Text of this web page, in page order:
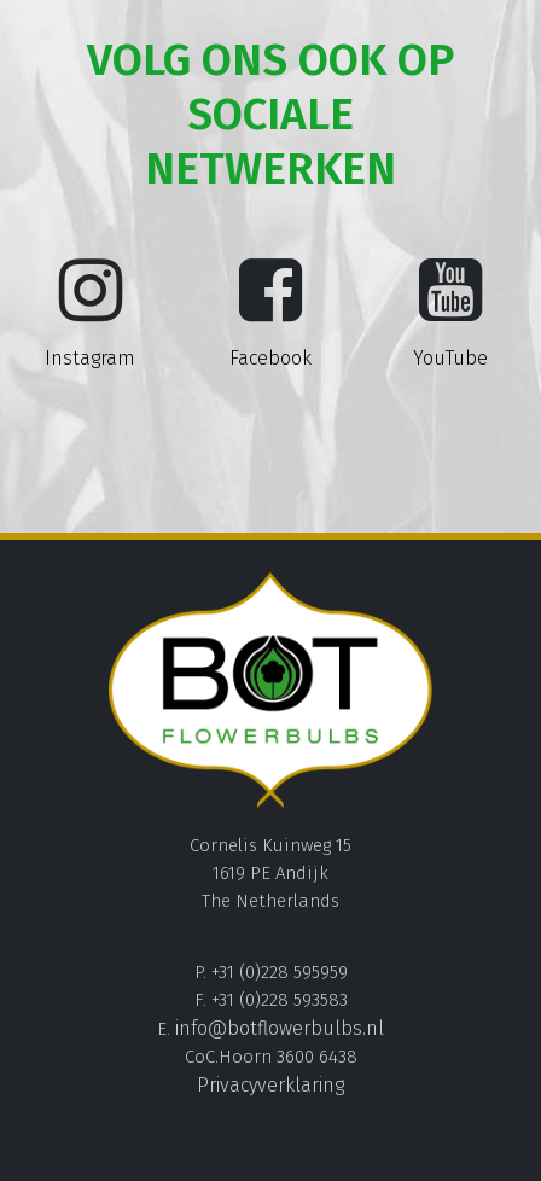
VOLG ONS OOK OP
SOCIALE
NETWERKEN
Instagram Facebook YouTube
Cornelis Kuinweg 15
1619 PE Andijk
The Netherlands
P. +31 (0)228 595959
F. +31 (0)228 593583
E. info@botflowerbulbs.nl
CoC.Hoorn 3600 6438
Privacyverklaring